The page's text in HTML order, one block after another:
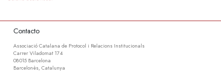
Contacto
Associació Catalana de Protocol i Relacions Institucionals
Carrer Viladomat 174
08015 Barcelona
Barcelonès, Catalunya